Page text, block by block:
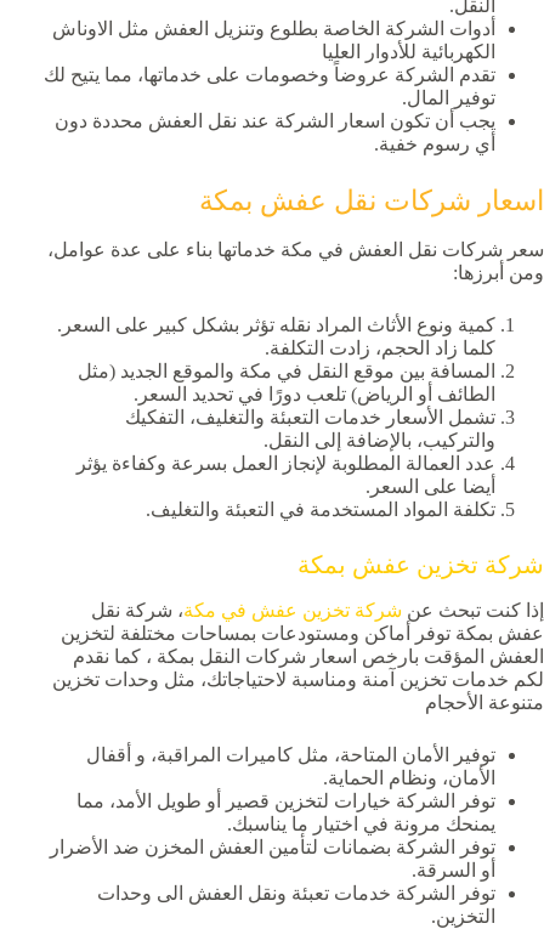
النقل.
أدوات الشركة الخاصة بطلوع وتنزيل العفش مثل الاوناش
الكهربائية للأدوار العليا
تقدم الشركة عروضاً وخصومات على خدماتها، مما يتيح لك
توفير المال.
يجب أن تكون اسعار الشركة عند نقل العفش محددة دون
أي رسوم خفية.
اسعار شركات نقل عفش بمكة
سعر شركات نقل العفش في مكة خدماتها بناء على عدة عوامل،
ومن أبرزها:
كمية ونوع الأثاث المراد نقله تؤثر بشكل كبير على السعر.
كلما زاد الحجم، زادت التكلفة.
المسافة بين موقع النقل في مكة والموقع الجديد (مثل
الطائف أو الرياض) تلعب دورًا في تحديد السعر.
تشمل الأسعار خدمات التعبئة والتغليف، التفكيك
والتركيب، بالإضافة إلى النقل.
عدد العمالة المطلوبة لإنجاز العمل بسرعة وكفاءة يؤثر
أيضا على السعر.
تكلفة المواد المستخدمة في التعبئة والتغليف.
شركة تخزين عفش بمكة
إذا كنت تبحث عن شركة تخزين عفش في مكة، شركة نقل
عفش بمكة توفر أماكن ومستودعات بمساحات مختلفة لتخزين
العفش المؤقت بارخص اسعار شركات النقل بمكة ، كما نقدم
لكم خدمات تخزين آمنة ومناسبة لاحتياجاتك، مثل وحدات تخزين
متنوعة الأحجام
توفير الأمان المتاحة، مثل كاميرات المراقبة، و أقفال
الأمان، ونظام الحماية.
توفر الشركة خيارات لتخزين قصير أو طويل الأمد، مما
يمنحك مرونة في اختيار ما يناسبك.
توفر الشركة بضمانات لتأمين العفش المخزن ضد الأضرار
أو السرقة.
توفر الشركة خدمات تعبئة ونقل العفش الى وحدات
التخزين.